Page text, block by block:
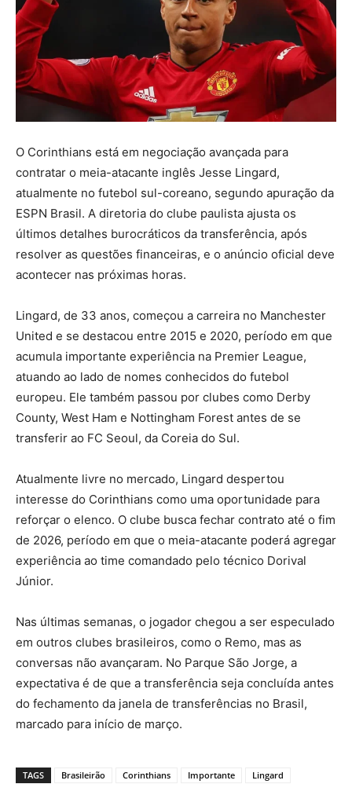
O Corinthians está em negociação avançada para
contratar o meia-atacante inglês Jesse Lingard,
atualmente no futebol sul-coreano, segundo apuração da
ESPN Brasil. A diretoria do clube paulista ajusta os
últimos detalhes burocráticos da transferência, após
resolver as questões financeiras, e o anúncio oficial deve
acontecer nas próximas horas.
Lingard, de 33 anos, começou a carreira no Manchester
United e se destacou entre 2015 e 2020, período em que
acumula importante experiência na Premier League,
atuando ao lado de nomes conhecidos do futebol
europeu. Ele também passou por clubes como Derby
County, West Ham e Nottingham Forest antes de se
transferir ao FC Seoul, da Coreia do Sul.
Atualmente livre no mercado, Lingard despertou
interesse do Corinthians como uma oportunidade para
reforçar o elenco. O clube busca fechar contrato até o fim
de 2026, período em que o meia-atacante poderá agregar
experiência ao time comandado pelo técnico Dorival
Júnior.
Nas últimas semanas, o jogador chegou a ser especulado
em outros clubes brasileiros, como o Remo, mas as
conversas não avançaram. No Parque São Jorge, a
expectativa é de que a transferência seja concluída antes
do fechamento da janela de transferências no Brasil,
marcado para início de março.
TAGS Brasileirão Corinthians Importante Lingard